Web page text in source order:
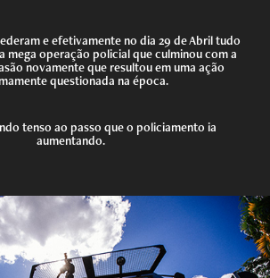
e efetivamente no dia 29 de Abril tudo
mega operação policial que culminou com a
novamente que resultou em uma ação
questionada na época.
tenso ao passo que o policiamento ia
aumentando.